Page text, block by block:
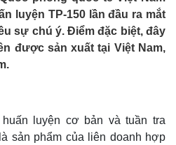
Tin 24h
Dự báo thời tiết
Giáo dục
luyện TP-150 lần đầu ra mắt
sự chú ý. Điểm đặc biệt, đây
được sản xuất tại Việt Nam,
luyện cơ bản và tuần tra
sản phẩm của liên doanh hợp